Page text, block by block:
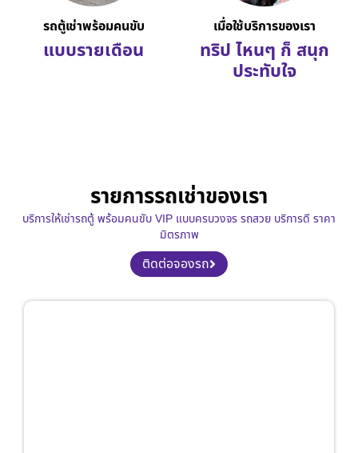
รถตู้เช่าพร้อมคนขับ
แบบรายเดือน
เมื่อใช้บริการของเรา
ทริป ไหนๆ ก็ สนุก
ประทับใจ
รายการรถเช่าของเรา
บริการให้เช่ารถตู้ พร้อมคนขับ VIP แบบครบวงจร รถสวย บริการดี ราคา
มิตรภาพ
ติดต่อจองรถ